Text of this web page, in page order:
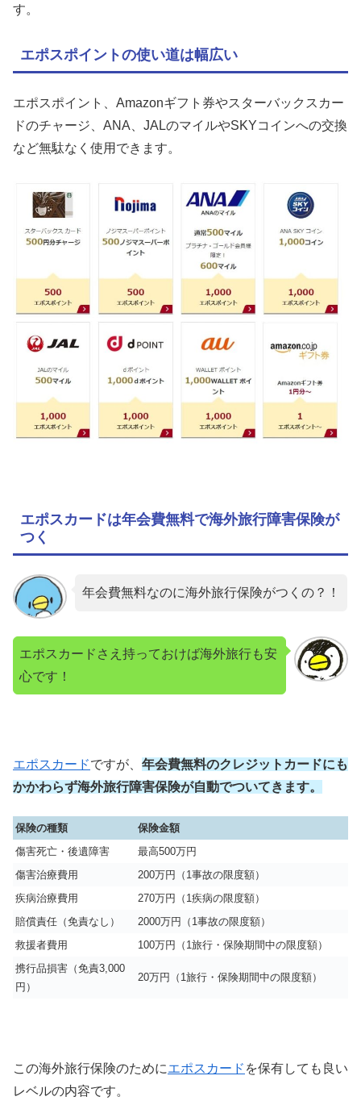
す。
エポスポイントの使い道は幅広い
エポスポイント、Amazonギフト券やスターバックスカー
ドのチャージ、ANA、JALのマイルやSKYコインへの交換
など無駄なく使用できます。
エポスカードは年会費無料で海外旅行障害保険が
つく
年会費無料なのに海外旅行保険がつくの？！
エポスカードさえ持っておけば海外旅行も安
心です！
エポスカードですが、 年会費無料のクレジットカードにも
かかわらず海外旅行障害保険が自動でついてきます。
保険の種類
保険金額
傷害死亡・後遺障害
最高500万円
傷害治療費用
200万円（1事故の限度額）
疾病治療費用
270万円（1疾病の限度額）
賠償責任（免責なし）
2000万円（1事故の限度額）
救援者費用
100万円（1旅行・保険期間中の限度額）
携行品損害（免責3,000
円）
20万円（1旅行・保険期間中の限度額）
この海外旅行保険のためにエポスカード を保有しても良い
レベルの内容です。